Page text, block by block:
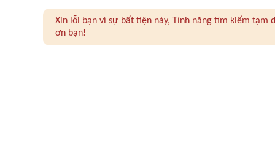
Xin lỗi bạn vì sự bất tiện này, Tính năng tìm kiếm
ơn bạn!